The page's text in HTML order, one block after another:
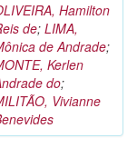
Hamilton
de; LIMA,
de Andrade;
Kerlen
do;
Vivianne